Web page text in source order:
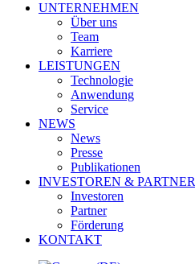
UNTERNEHMEN
Über uns
Team
Karriere
LEISTUNGEN
Technologie
Anwendung
Service
NEWS
News
Presse
Publikationen
INVESTOREN & PARTNER
Investoren
Partner
Förderung
KONTAKT